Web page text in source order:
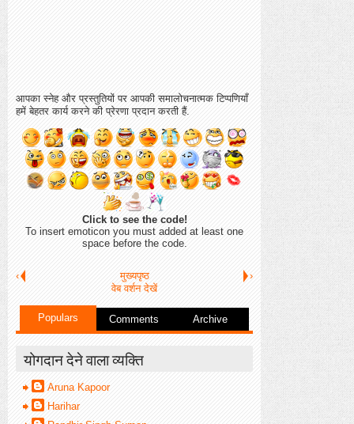
आपका स्नेह और प्रस्तुतियों पर आपकी समालोचनात्मक टिप्पणियाँ
हमें बेहतर कार्य करने की प्रेरणा प्रदान करती हैं.
Click to see the code!
To insert emoticon you must added at least one
space before the code.
‹ ›
मुख्यपृष्ठ
वेब वर्शन देखें
Populars Comments Archive
योगदान देने वाला व्यक्ति
Aruna Kapoor
Harihar